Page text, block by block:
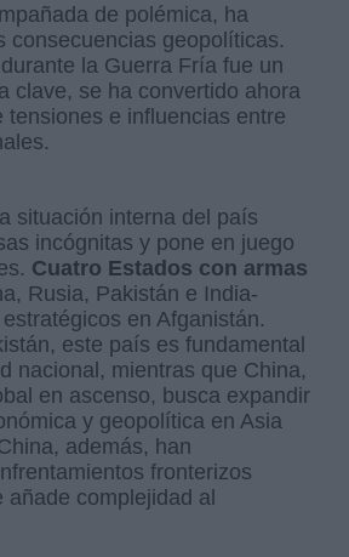
de polémica, ha
consecuencias geopolíticas.
la Guerra Fría fue un
clave, se ha convertido ahora
tensiones e influencias entre
situación interna del país
incógnitas y pone en juego
Cuatro Estados con armas
Rusia, Pakistán e India-
en Afganistán.
este país es fundamental
nacional, mientras que China,
en ascenso, busca expandir
y geopolítica en Asia
además, han
fronterizos
añade complejidad al